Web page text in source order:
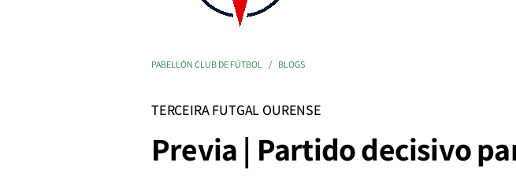
PABELLÓN CLUB DE FÚTBOL BLOGS
TERCEIRA FUTGAL OURENSE
Previa | Partido decisivo